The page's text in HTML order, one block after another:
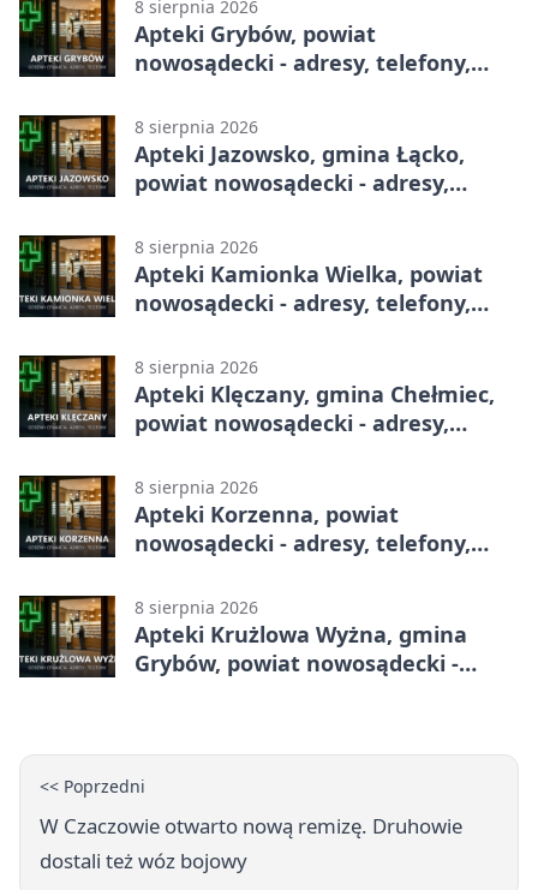
8 sierpnia 2026
Apteki Grybów, powiat
nowosądecki - adresy, telefony,
8 sierpnia 2026
Apteki Jazowsko, gmina Łącko,
powiat nowosądecki - adresy,
8 sierpnia 2026
Apteki Kamionka Wielka, powiat
nowosądecki - adresy, telefony,
8 sierpnia 2026
Apteki Klęczany, gmina Chełmiec,
powiat nowosądecki - adresy,
8 sierpnia 2026
Apteki Korzenna, powiat
nowosądecki - adresy, telefony,
8 sierpnia 2026
Apteki Krużlowa Wyżna, gmina
Grybów, powiat nowosądecki -
<< Poprzedni
W Czaczowie otwarto nową remizę. Druhowie
dostali też wóz bojowy